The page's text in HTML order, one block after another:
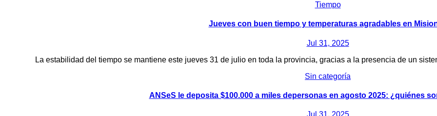
Tiempo
Jueves con buen tiempo y temperaturas agradables en
Jul 31, 2025
La estabilidad del tiempo se mantiene este jueves 31 de julio en toda la provincia, gracias a la presencia de un
Sin categoría
ANSeS le deposita $100.000 a miles depersonas en agosto 2025: ¿quiénes